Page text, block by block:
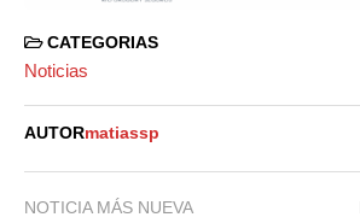
CATEGORIAS
Noticias
AUTORmatiassp
NOTICIA MÁS NUEVA